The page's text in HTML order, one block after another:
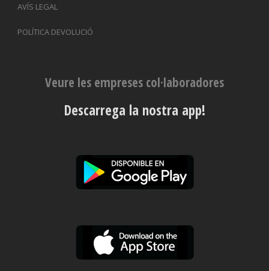
AVÍS LEGAL
POLÍTICA DEVOLUCIÓ
Veure les empreses col·laboradores
Descarrega la nostra app!